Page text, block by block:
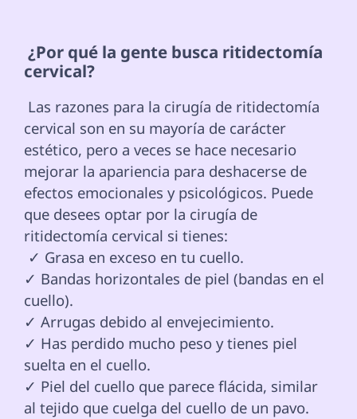
cervical?
cervical son en su mayoría de carácter
estético, pero a veces se hace necesario
mejorar la apariencia para deshacerse de
efectos emocionales y psicológicos. Puede
que desees optar por la cirugía de
ritidectomía cervical si tienes:
✓ Bandas horizontales de piel (bandas en el
cuello).
✓ Arrugas debido al envejecimiento.
✓ Has perdido mucho peso y tienes piel
suelta en el cuello.
✓ Piel del cuello que parece flácida, similar
al tejido que cuelga del cuello de un pavo.